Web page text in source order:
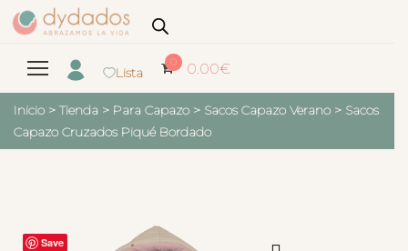
Lista
0 0.00€
Inicio > Tienda > Para Capazo > Sacos Capazo Verano > Sacos
Capazo Cruzados Piqué Bordado
Save